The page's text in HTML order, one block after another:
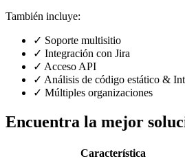
También incluye:
✓ Soporte multisitio
✓ Integración con Jira
✓ Acceso API
✓ Análisis de código estático &
✓ Múltiples organizaciones
Encuentra la mejor
Característica